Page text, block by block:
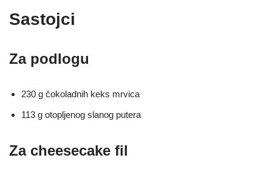
Sastojci
Za podlogu
230 g čokoladnih keks mrvica
113 g otopljenog slanog putera
Za cheesecake fil